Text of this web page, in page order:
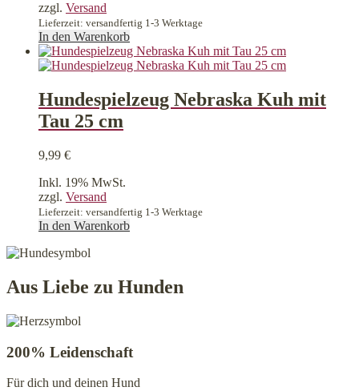
zzgl. Versand
Lieferzeit: versandfertig 1-3 Werktage
In den Warenkorb
Hundespielzeug Nebraska Kuh mit
Tau 25 cm
9,99 €
Inkl. 19% MwSt.
zzgl. Versand
Lieferzeit: versandfertig 1-3 Werktage
In den Warenkorb
Aus Liebe zu Hunden
200% Leidenschaft
Für dich und deinen Hund